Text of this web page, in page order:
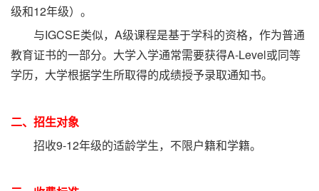
级和12年级）。
与IGCSE类似，A级课程是基于学科的资格，作为普通
教育证书的一部分。大学入学通常需要获得A-Level或同等
学历，大学根据学生所取得的成绩授予录取通知书。
二、招生对象
招收9-12年级的适龄学生，不限户籍和学籍。